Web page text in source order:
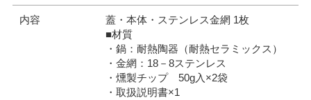
内容
蓋・本体・ステンレス金網 1枚
■材質
・鍋：耐熱陶器（耐熱セラミックス）
・金網：18－8ステンレス
・燻製チップ 50g入×2袋
・取扱説明書×1